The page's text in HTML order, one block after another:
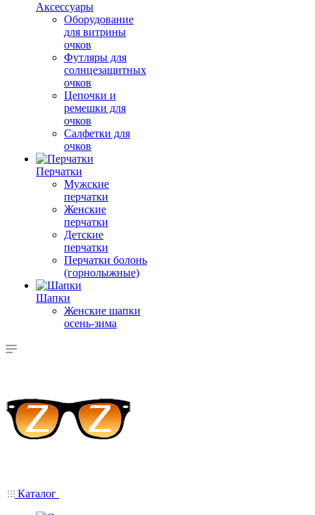
Аксессуары
Оборудование
для витрины
очков
Футляры для
солнцезащитных
очков
Цепочки и
ремешки для
очков
Салфетки для
очков
Перчатки
Мужские
перчатки
Женские
перчатки
Детские
перчатки
Перчатки болонь
(горнолыжные)
Шапки
Женские шапки
осень-зима
Каталог